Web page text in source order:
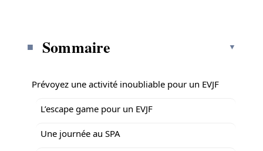
Sommaire
Prévoyez une activité inoubliable pour un EVJF
L’escape game pour un EVJF
Une journée au SPA